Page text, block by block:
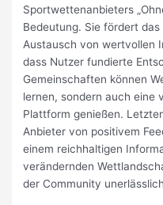
Sportwettenanbieters
Bedeutung. Sie fördert
Austausch von wertvollen
dass Nutzer fundierte
Gemeinschaften können
lernen, sondern auch eine
Plattform genießen.
Anbieter von positivem
einem reichhaltigen
verändernden
der Community